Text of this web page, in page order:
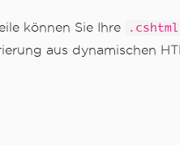
können Sie Ihre .cshtml
aus dynamischen